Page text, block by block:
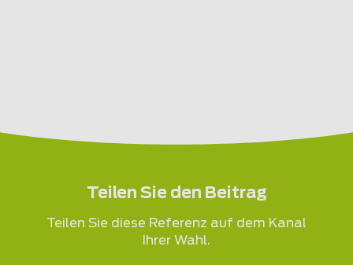
Teilen Sie den Beitrag
Teilen Sie diese Referenz auf dem Kanal
Ihrer Wahl.